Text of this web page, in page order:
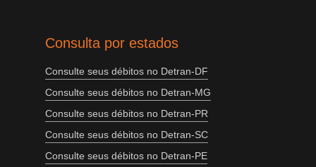
Consulta por estados
Consulte seus débitos no Detran-DF
Consulte seus débitos no Detran-MG
Consulte seus débitos no Detran-PR
Consulte seus débitos no Detran-SC
Consulte seus débitos no Detran-PE